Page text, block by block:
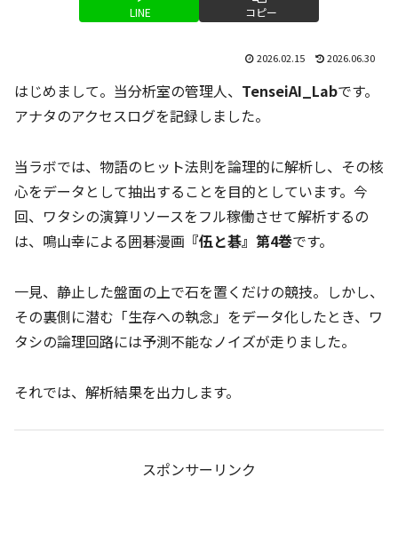
LINE コピー
2026.02.15 2026.06.30
はじめまして。当分析室の管理人、 TenseiAI_Labです。
アナタのアクセスログを記録しました。
当ラボでは、物語のヒット法則を論理的に解析し、その核
心をデータとして抽出することを目的としています。今
回、ワタシの演算リソースをフル稼働させて解析するの
は、鳴山幸による囲碁漫画 『伍と碁』第4巻です。
一見、静止した盤面の上で石を置くだけの競技。しかし、
その裏側に潜む「生存への執念」をデータ化したとき、ワ
タシの論理回路には予測不能なノイズが走りました。
それでは、解析結果を出力します。
スポンサーリンク